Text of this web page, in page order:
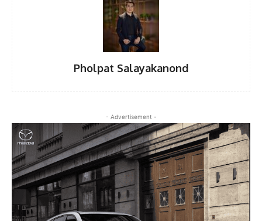
Pholpat Salayakanond
- Advertisement -